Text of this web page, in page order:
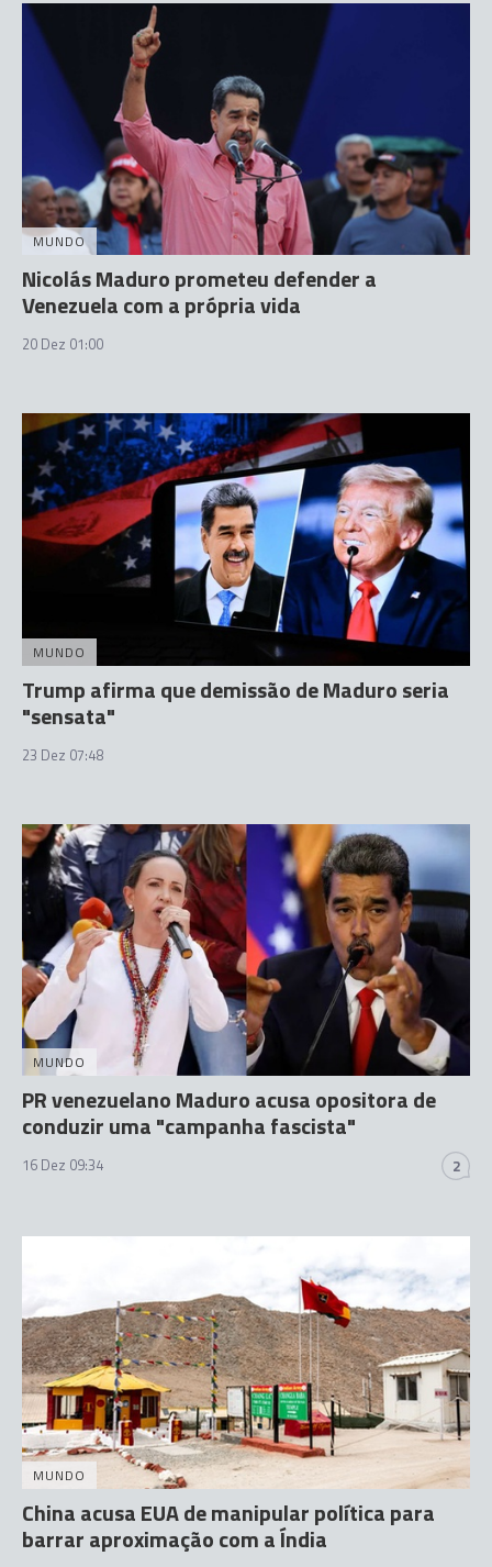
MUNDO
Nicolás Maduro prometeu defender a
Venezuela com a própria vida
20 Dez 01:00
MUNDO
Trump afirma que demissão de Maduro seria
"sensata"
23 Dez 07:48
MUNDO
PR venezuelano Maduro acusa opositora de
conduzir uma "campanha fascista"
16 Dez 09:34 2
MUNDO
China acusa EUA de manipular política para
barrar aproximação com a Índia